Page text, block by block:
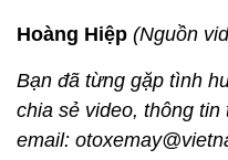
Hoàng Hiệp (Nguồn
Bạn đã từng gặp tình
chia sẻ video, thông
email: